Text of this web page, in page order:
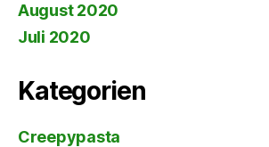
August 2020
Juli 2020
Kategorien
Creepypasta